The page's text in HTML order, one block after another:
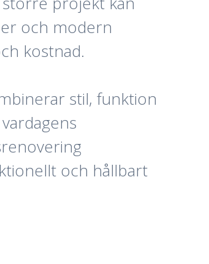
och modern
kostnad.
stil, funktion
och hållbart